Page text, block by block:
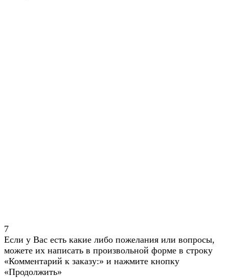
7
Если у Вас есть какие либо пожелания или вопросы,
можете их написать в произвольной форме в строку
«Комментарий к заказу:» и нажмите кнопку
«Продолжить»